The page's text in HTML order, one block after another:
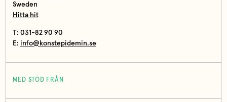
Sweden
Hitta hit
T: 031-82 90 90
E: info@konstepidemin.se
MED STÖD FRÅN